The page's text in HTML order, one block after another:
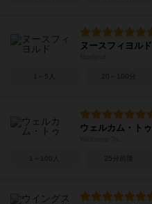
ヌースフィヨルド
1～5人 20～100分
ウェルカム・トゥ
1～100人 25分前後